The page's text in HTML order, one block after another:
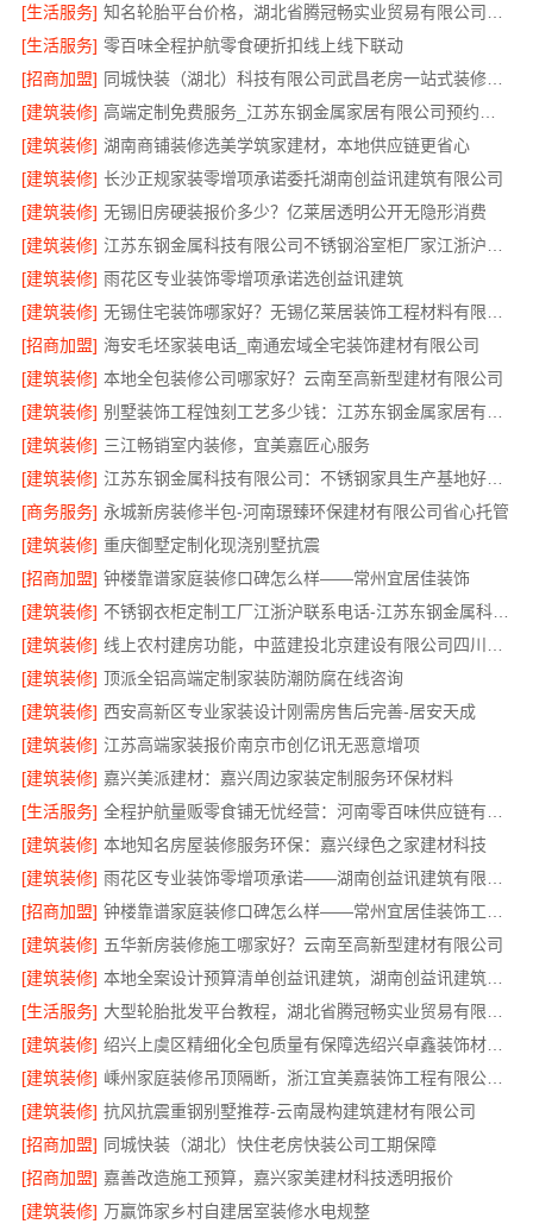
[生活服务]
[生活服务] 零百味全程护航零食硬折扣线上线下联动
[招商加盟]
同城快装（湖北）科技有限公司武昌老房一站式装修北欧风靠谱
[建筑装修]
[建筑装修] 湖南商铺装修选美学筑家建材，本地供应链更省心
[建筑装修] 长沙正规家装零增项承诺委托湖南创益讯建筑有限公司
[建筑装修] 无锡旧房硬装报价多少？亿莱居透明公开无隐形消费
[建筑装修]
[建筑装修] 雨花区专业装饰零增项承诺选创益讯建筑
[建筑装修]
[招商加盟] 海安毛坯家装电话_南通宏域全宅装饰建材有限公司
[建筑装修] 本地全包装修公司哪家好？云南至高新型建材有限公司
[建筑装修]
[建筑装修] 三江畅销室内装修，宜美嘉匠心服务
[建筑装修]
江苏东钢金属科技有限公司：不锈钢家具生产基地好不好
[商务服务] 永城新房装修半包-河南璟臻环保建材有限公司省心托管
[建筑装修] 重庆御墅定制化现浇别墅抗震
[招商加盟] 钟楼靠谱家庭装修口碑怎么样——常州宜居佳装饰
[建筑装修]
不锈钢衣柜定制工厂江浙沪联系电话-江苏东钢金属科技有限公司
[建筑装修]
[建筑装修] 顶派全铝高端定制家装防潮防腐在线咨询
[建筑装修] 西安高新区专业家装设计刚需房售后完善-居安天成
[建筑装修] 江苏高端家装报价南京市创亿讯无恶意增项
[建筑装修] 嘉兴美派建材：嘉兴周边家装定制服务环保材料
[生活服务]
[建筑装修] 本地知名房屋装修服务环保：嘉兴绿色之家建材科技
[建筑装修]
[招商加盟]
[建筑装修] 五华新房装修施工哪家好？云南至高新型建材有限公司
[建筑装修]
本地全案设计预算清单创益讯建筑，湖南创益讯建筑有限公司透明全包
[生活服务]
[建筑装修]
绍兴上虞区精细化全包质量有保障选绍兴卓鑫装饰材料有限公司
[建筑装修]
嵊州家庭装修吊顶隔断，浙江宜美嘉装饰工程有限公司专业施工
[建筑装修] 抗风抗震重钢别墅推荐-云南晟构建筑建材有限公司
[招商加盟] 同城快装（湖北）快住老房快装公司工期保障
[招商加盟] 嘉善改造施工预算，嘉兴家美建材科技透明报价
[建筑装修] 万赢饰家乡村自建居室装修水电规整